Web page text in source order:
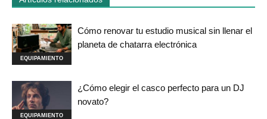
EQUIPAMIENTO
Cómo renovar tu estudio musical sin llenar el
planeta de chatarra electrónica
EQUIPAMIENTO
¿Cómo elegir el casco perfecto para un DJ
novato?